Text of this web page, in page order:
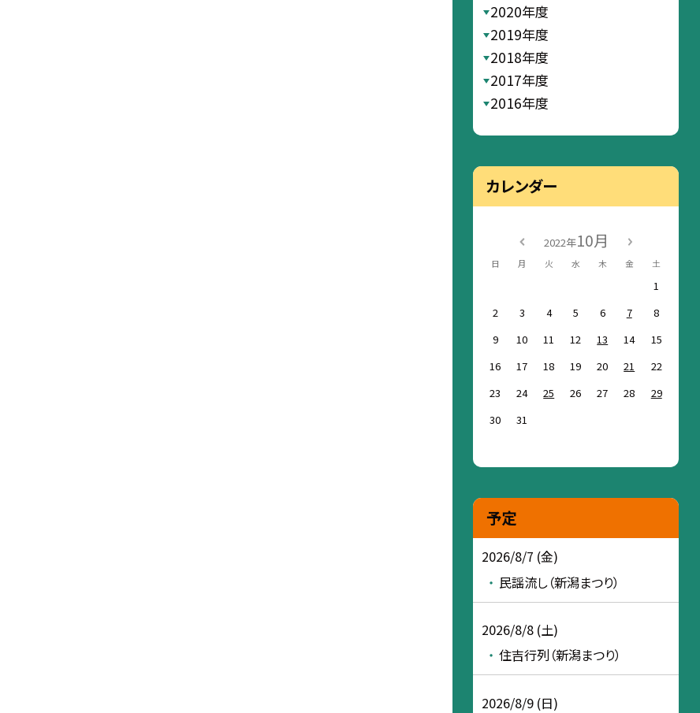
2020年度
2019年度
2018年度
2017年度
2016年度
カレンダー
2022年10月
日 月 火 水 木 金 土
1
2
3 4 5 6 7
8
9
10 11 12 13 14
15
16
17 18 19 20 21
22
23
24 25 26 27 28
29
30
31
予定
2026/8/7 (金)
民謡流し（新潟まつり）
2026/8/8 (土)
住吉行列（新潟まつり）
2026/8/9 (日)